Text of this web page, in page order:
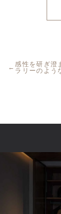
感性を研ぎ澄
ラリーのよう